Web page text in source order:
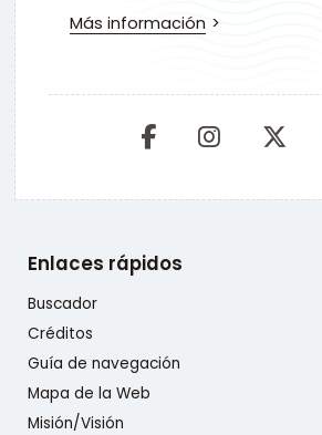
Más información
Enlaces rápidos
Buscador
Créditos
Guía de navegación
Mapa de la Web
Misión/Visión